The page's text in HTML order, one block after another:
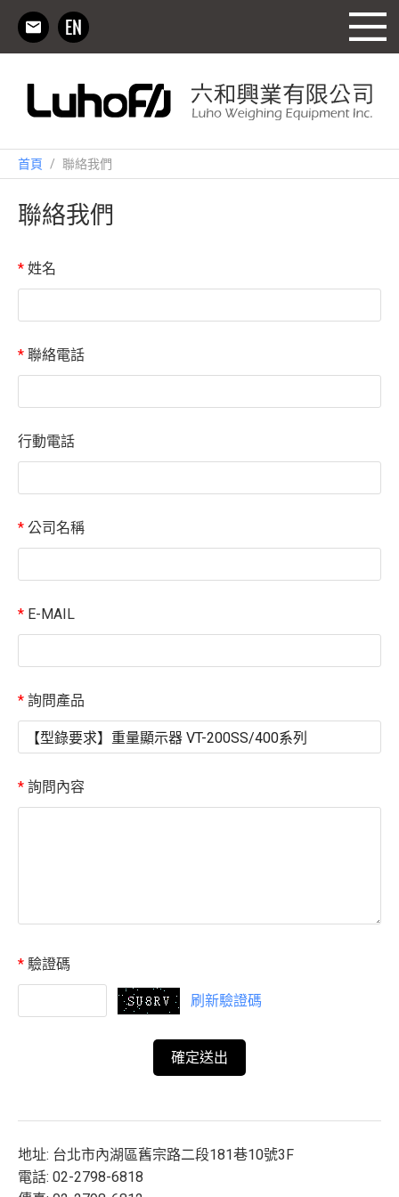
首頁 / 聯絡我們
聯絡我們
* 姓名
* 聯絡電話
行動電話
* 公司名稱
* E-MAIL
* 詢問產品
* 詢問內容
* 驗證碼
刷新驗證碼
地址: 台北市內湖區舊宗路二段181巷10號3F
電話: 02-2798-6818